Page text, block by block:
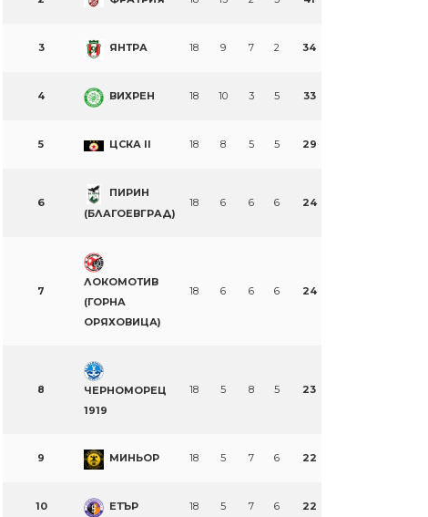
3 ЯНТРА 18 9 7 2 34
4 ВИХРЕН 18 10 3 5 33
5 ЦСКА II 18 8 5 5 29
6
ПИРИН
(БЛАГОЕВГРАД)
18 6 6 6 24
7
ЛОКОМОТИВ
(ГОРНА
ОРЯХОВИЦА)
18 6 6 6 24
8
ЧЕРНОМОРЕЦ
1919
18 5 8 5 23
9 МИНЬОР 18 5 7 6 22
10 ЕТЪР 18 5 7 6 22